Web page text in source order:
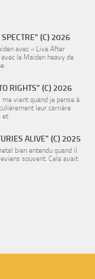
(C) 2026
avec « Live After
le Maiden heavy de
RIGHTS" (C) 2026
me vient quand je pense à
leur carrière
et
ALIVE" (C) 2025
bien entendu quand il
souvent. Cela avait